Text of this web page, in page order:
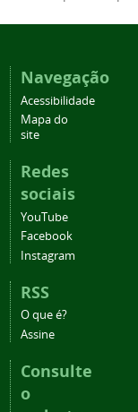
Navegação
Acessibilidade
Mapa do
site
Redes
sociais
YouTube
Facebook
Instagram
RSS
O que é?
Assine
Consulte
o